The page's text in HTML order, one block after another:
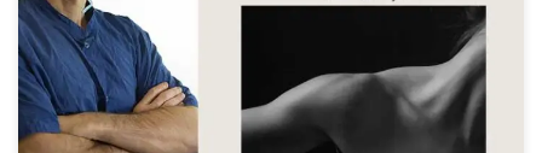
del dolore alla spalla e delle sue implicazioni. Buon ascolto!
Torniamo in diretta e vado a salutare con piacere il Prof. Francesco
Franceschi. Dottore bentrovato, è un po’ che […]